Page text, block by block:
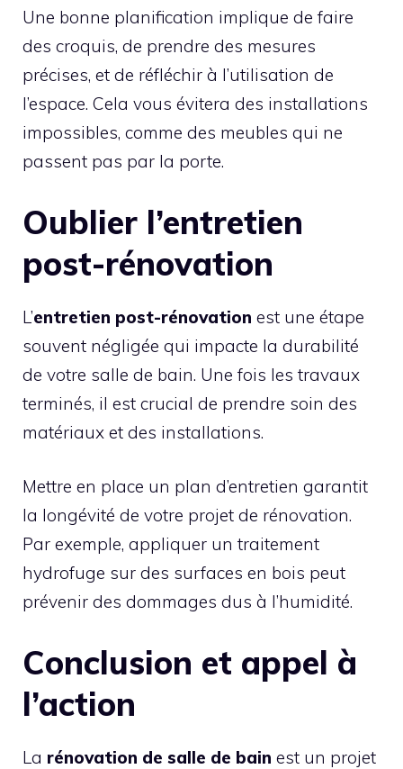
Une bonne planification implique de faire
des croquis, de prendre des mesures
précises, et de réfléchir à l’utilisation de
l’espace. Cela vous évitera des installations
impossibles, comme des meubles qui ne
passent pas par la porte.
Oublier l’entretien
post-rénovation
L’entretien post-rénovation est une étape
souvent négligée qui impacte la durabilité
de votre salle de bain. Une fois les travaux
terminés, il est crucial de prendre soin des
matériaux et des installations.
Mettre en place un plan d’entretien garantit
la longévité de votre projet de rénovation.
Par exemple, appliquer un traitement
hydrofuge sur des surfaces en bois peut
prévenir des dommages dus à l’humidité.
Conclusion et appel à
l’action
La rénovation de salle de bain est un projet